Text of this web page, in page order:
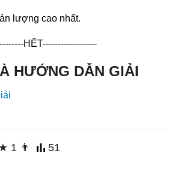
lượng cao nhất.
HẾT------------------
HƯỚNG DẪN GIẢI
1 👨 51